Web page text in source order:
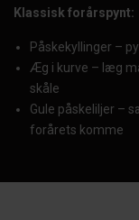
Klassisk forårspynt:
Påskekyllinger –
Æg i kurve – læg
skåle
Gule påskeliljer –
forårets komme